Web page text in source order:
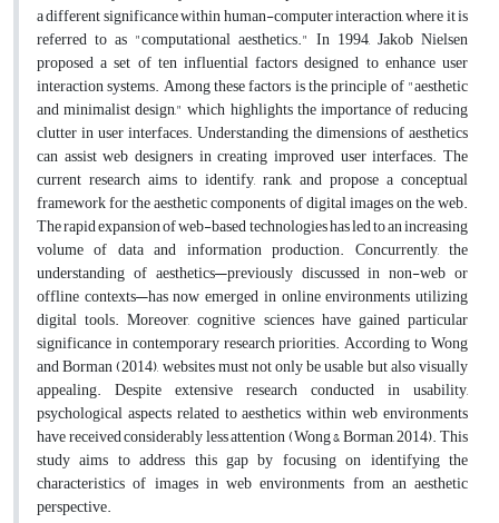
a different significance within human-computer interaction, where it is
referred to as "computational aesthetics." In 1994, Jakob Nielsen
proposed a set of ten influential factors designed to enhance user
interaction systems. Among these factors is the principle of "aesthetic
and minimalist design," which highlights the importance of reducing
clutter in user interfaces. Understanding the dimensions of aesthetics
can assist web designers in creating improved user interfaces. The
current research aims to identify, rank, and propose a conceptual
framework for the aesthetic components of digital images on the web.
The rapid expansion of web-based technologies has led to an increasing
volume of data and information production. Concurrently, the
understanding of aesthetics—previously discussed in non-web or
offline contexts—has now emerged in online environments utilizing
digital tools. Moreover, cognitive sciences have gained particular
significance in contemporary research priorities. According to Wong
and Borman (2014), websites must not only be usable but also visually
appealing. Despite extensive research conducted in usability,
psychological aspects related to aesthetics within web environments
have received considerably less attention (Wong & Borman, 2014). This
study aims to address this gap by focusing on identifying the
characteristics of images in web environments from an aesthetic
perspective.